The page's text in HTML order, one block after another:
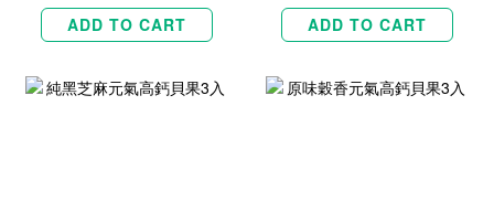
ADD TO CART
ADD TO CART